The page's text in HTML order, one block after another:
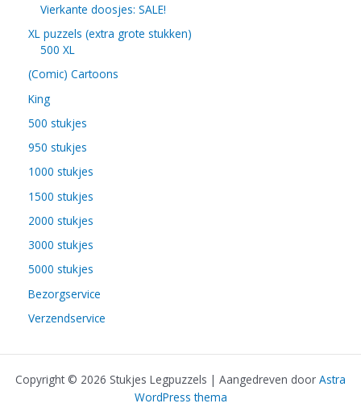
Vierkante doosjes: SALE!
XL puzzels (extra grote stukken)
500 XL
(Comic) Cartoons
King
500 stukjes
950 stukjes
1000 stukjes
1500 stukjes
2000 stukjes
3000 stukjes
5000 stukjes
Bezorgservice
Verzendservice
Copyright © 2026 Stukjes Legpuzzels | Aangedreven door Astra
WordPress thema